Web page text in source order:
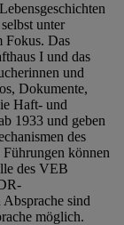
unter
Fokus. Das
I und das
und
Dokumente,
Haft- und
1933 und geben
des
können
des VEB
sind
möglich.